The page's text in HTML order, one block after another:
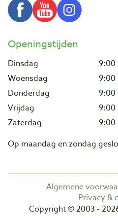
Openingstijden
Dinsdag
9:00
Woensdag
9:00
Donderdag
9:00
Vrijdag
9:00
Zaterdag
9:00
Op maandag en zondag
Algemene
Privacy &
Copyright © 2003 -